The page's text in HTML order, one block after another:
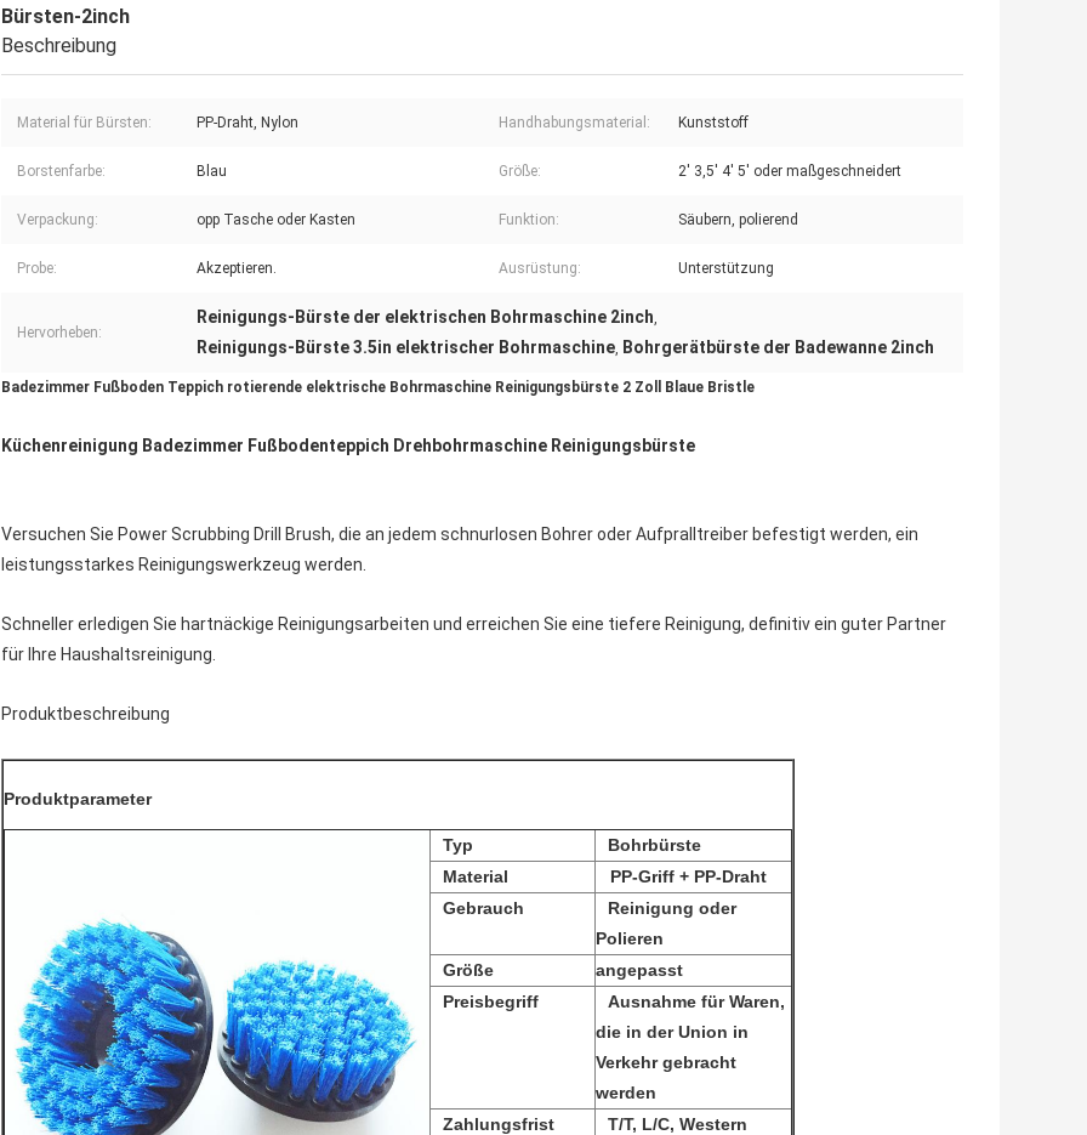
Bürsten-2inch
Beschreibung
Material für Bürsten: PP-Draht, Nylon Handhabungsmaterial: Kunststoff
Borstenfarbe: Blau Größe: 2' 3,5' 4' 5' oder maßgeschneidert
Verpackung: opp Tasche oder Kasten Funktion: Säubern, polierend
Probe: Akzeptieren. Ausrüstung: Unterstützung
Hervorheben:
Reinigungs-Bürste der elektrischen Bohrmaschine 2inch
Reinigungs-Bürste 3.5in elektrischer Bohrmaschine Bohrgerätbürste der Badewanne 2inch
Badezimmer Fußboden Teppich rotierende elektrische Bohrmaschine Reinigungsbürste 2 Zoll Blaue Bristle
Küchenreinigung Badezimmer Fußbodenteppich Drehbohrmaschine Reinigungsbürste
Versuchen Sie Power Scrubbing Drill Brush, die an jedem schnurlosen Bohrer oder Aufpralltreiber befestigt werden, ein
leistungsstarkes Reinigungswerkzeug werden.
Schneller erledigen Sie hartnäckige Reinigungsarbeiten und erreichen Sie eine tiefere Reinigung, definitiv ein guter Partner
für Ihre Haushaltsreinigung.
Produktbeschreibung
Produktparameter
Typ
Bohrbürste
Material
PP-Griff + PP-Draht
Gebrauch
Reinigung oder
Polieren
Größe
angepasst
Preisbegriff
Ausnahme für Waren,
die in der Union in
Verkehr gebracht
werden
Zahlungsfrist
T/T, L/C, Western